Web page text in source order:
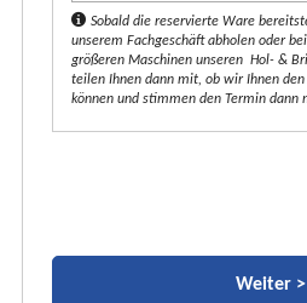
t
*
Sobald die reservierte Ware
unserem Fachgeschäft abholen oder
größeren Maschinen unseren Hol- &
teilen Ihnen dann mit, ob wir Ihnen
können und stimmen den Termin dann